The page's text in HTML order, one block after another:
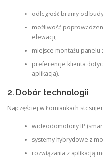
odległość bramy od
możliwość
elewacji,
miejsce montażu panelu
preferencje klienta
aplikacja).
2. Dobór technologii
Najczęściej w Łomiankach
wideodomofony IP
systemy hybrydowe z
rozwiązania z aplikacją